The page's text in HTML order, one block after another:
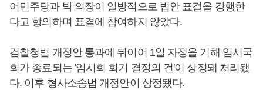
어민주당과 박 의장이 일방적으로 법안 표결을 강행한
다고 항의하며 표결에 참여하지 않았다.
검찰청법 개정안 통과에 뒤이어 1일 자정을 기해 임시국
회가 종료되는 '임시회 회기 결정의 건'이 상정돼 처리됐
다. 이후 형사소송법 개정안이 상정됐다.